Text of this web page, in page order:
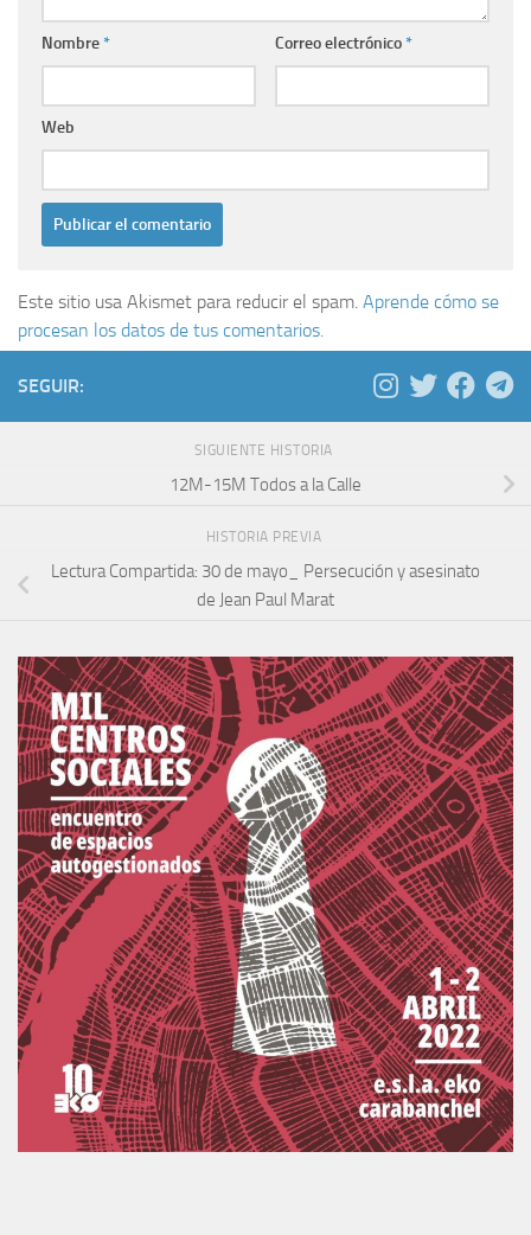
Nombre* Correo electrónico*
Web
Este sitio usa Akismet para reducir el spam. Aprende cómo se
procesan los datos de tus comentarios.
SEGUIR:
SIGUIENTE HISTORIA
12M-15M Todos a la Calle
HISTORIA PREVIA
Lectura Compartida: 30 de mayo_ Persecución y asesinato
de Jean Paul Marat